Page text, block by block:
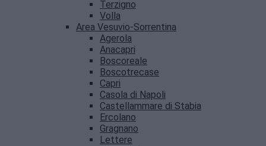
Terzigno
Volla
Area Vesuvio-Sorrentina
Agerola
Anacapri
Boscoreale
Boscotrecase
Capri
Casola di Napoli
Castellammare di Stabia
Ercolano
Gragnano
Lettere